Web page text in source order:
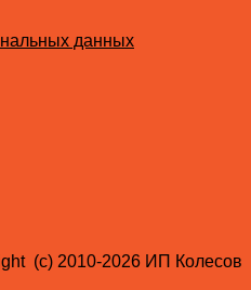
данных
(с) 2010-2026 ИП Колесов